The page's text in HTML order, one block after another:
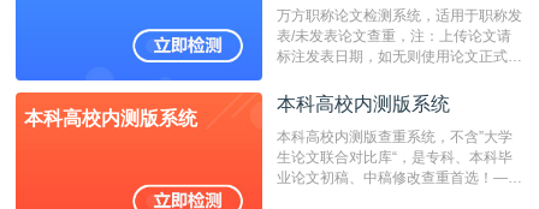
万方职称论文检测系统，适用于职称发
表/未发表论文查重，注：上传论文请
标注发表日期，如无则使用论文正式发
成时间作为发表日期。
本科高校内测版系统
本科高校内测版系统
本科高校内测版查重系统，不含”大学
生论文联合对比库“，是专科、本科毕
业论文初稿、中稿修改查重首选！——